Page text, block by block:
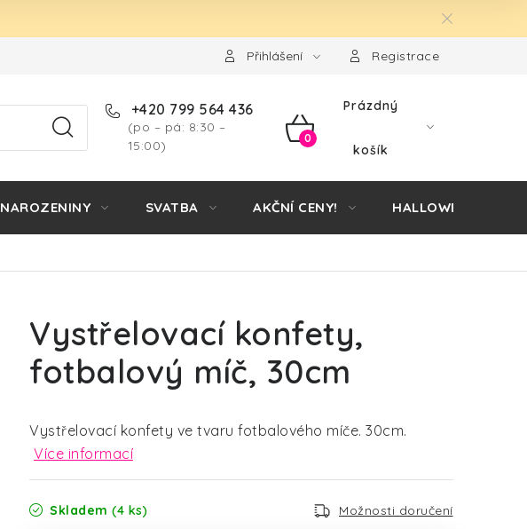
Přihlášení Registrace
+420 799 564 436
(po – pá: 8:30 –
15:00)
NÁKUPNÍ
Prázdný
košík
NAROZENINY SVATBA AKČNÍ CENY! HALLOWEEN
Vystřelovací konfety,
fotbalový míč, 30cm
Vystřelovací konfety ve tvaru fotbalového míče. 30cm.
Více informací
Skladem (4 ks) Možnosti doručení